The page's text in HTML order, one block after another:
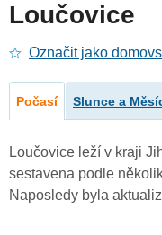
Loučovice
Označit jako
Počasí Slunce a
Loučovice leží v kraji
sestavena podle
Naposledy byla